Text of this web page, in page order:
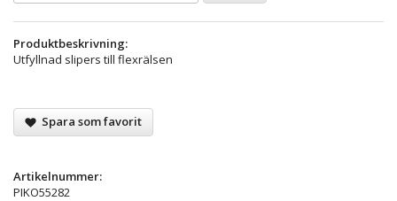
Produktbeskrivning:
Utfyllnad slipers till flexrälsen
Spara som favorit
Artikelnummer:
PIKO55282